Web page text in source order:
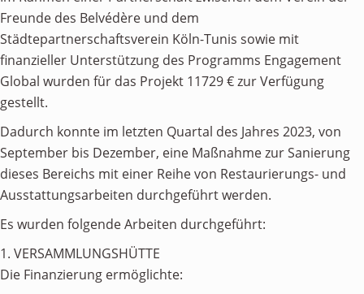
Freunde des Belvédère und dem
Städtepartnerschaftsverein Köln-Tunis sowie mit
finanzieller Unterstützung des Programms Engagement
Global wurden für das Projekt 11729 € zur Verfügung
gestellt.
Dadurch konnte im letzten Quartal des Jahres 2023, von
September bis Dezember, eine Maßnahme zur Sanierung
dieses Bereichs mit einer Reihe von Restaurierungs- und
Ausstattungsarbeiten durchgeführt werden.
Es wurden folgende Arbeiten durchgeführt:
1. VERSAMMLUNGSHÜTTE
Die Finanzierung ermöglichte: